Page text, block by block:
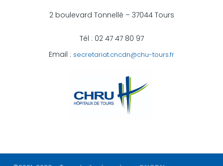
2 boulevard Tonnellé – 37044 Tours
Tél : 02 47 47 80 97
Email : secretariat.cncdn@chu-tours.fr